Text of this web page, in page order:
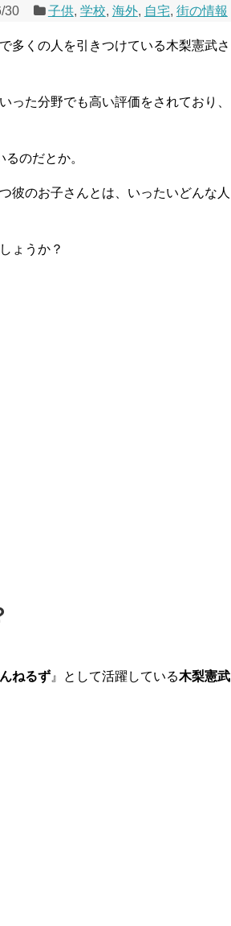
30 子供, 学校, 海外, 自宅, 街の情報
多くの人を引きつけている木梨憲武さ
った分野でも高い評価をされており、
のだとか。
彼のお子さんとは、いったいどんな人
ょうか？
ねるず 』として活躍している木梨憲武